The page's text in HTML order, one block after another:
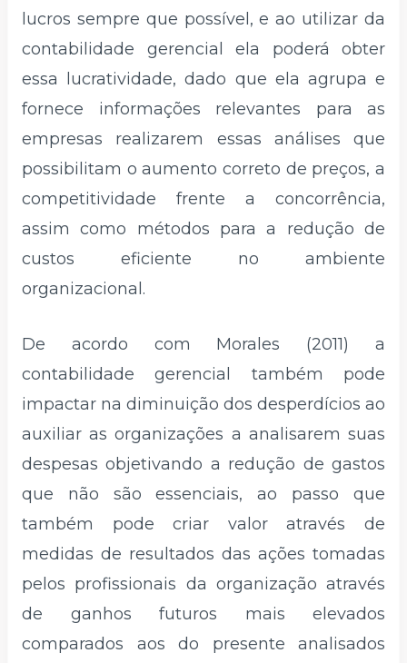
lucros sempre que possível, e ao utilizar da
contabilidade gerencial ela poderá obter
essa lucratividade, dado que ela agrupa e
fornece informações relevantes para as
empresas realizarem essas análises que
possibilitam o aumento correto de preços, a
competitividade frente a concorrência,
assim como métodos para a redução de
custos eficiente no ambiente
organizacional.
De acordo com Morales (2011) a
contabilidade gerencial também pode
impactar na diminuição dos desperdícios ao
auxiliar as organizações a analisarem suas
despesas objetivando a redução de gastos
que não são essenciais, ao passo que
também pode criar valor através de
medidas de resultados das ações tomadas
pelos profissionais da organização através
de ganhos futuros mais elevados
comparados aos do presente analisados